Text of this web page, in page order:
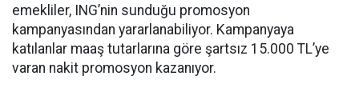
emekliler, ING’nin sunduğu promosyon
kampanyasından yararlanabiliyor. Kampanyaya
katılanlar maaş tutarlarına göre şartsız 15.000 TL’ye
varan nakit promosyon kazanıyor.